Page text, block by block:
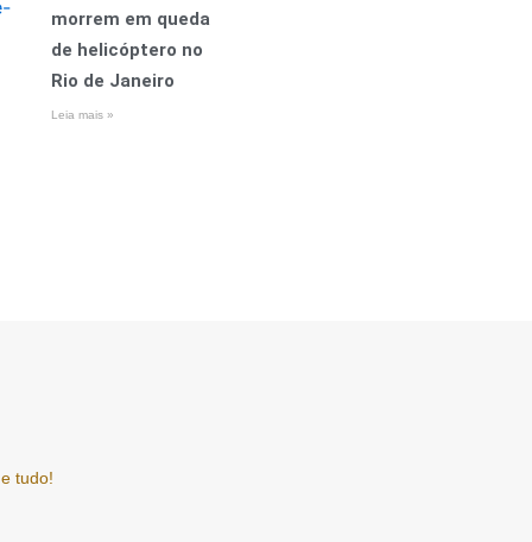
morrem em queda
de helicóptero no
Rio de Janeiro
Leia mais »
tudo!